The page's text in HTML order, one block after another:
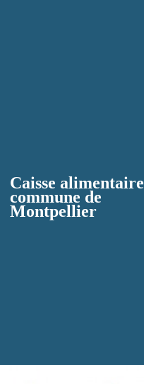
Caisse alimentaire
commune de
Montpellier